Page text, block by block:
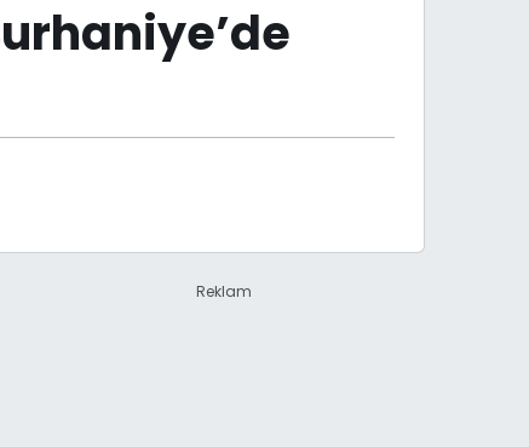
Reklam